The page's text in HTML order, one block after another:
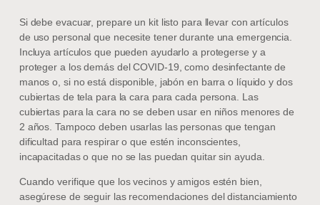
Si debe evacuar, prepare un kit listo para llevar con artículos
de uso personal que necesite tener durante una emergencia.
Incluya artículos que pueden ayudarlo a protegerse y a
proteger a los demás del COVID-19, como desinfectante de
manos o, si no está disponible, jabón en barra o líquido y dos
cubiertas de tela para la cara para cada persona. Las
cubiertas para la cara no se deben usar en niños menores de
2 años. Tampoco deben usarlas las personas que tengan
dificultad para respirar o que estén inconscientes,
incapacitadas o que no se las puedan quitar sin ayuda.
Cuando verifique que los vecinos y amigos estén bien,
asegúrese de seguir las recomendaciones del distanciamiento